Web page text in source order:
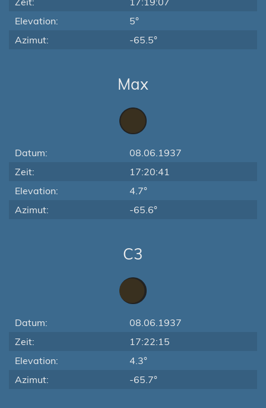
Elevation:
5°
Azimut:
-65.5°
Max
Datum:
08.06.1937
Zeit:
17:20:41
Elevation:
4.7°
Azimut:
-65.6°
C3
Datum:
08.06.1937
Zeit:
17:22:15
Elevation:
4.3°
Azimut:
-65.7°